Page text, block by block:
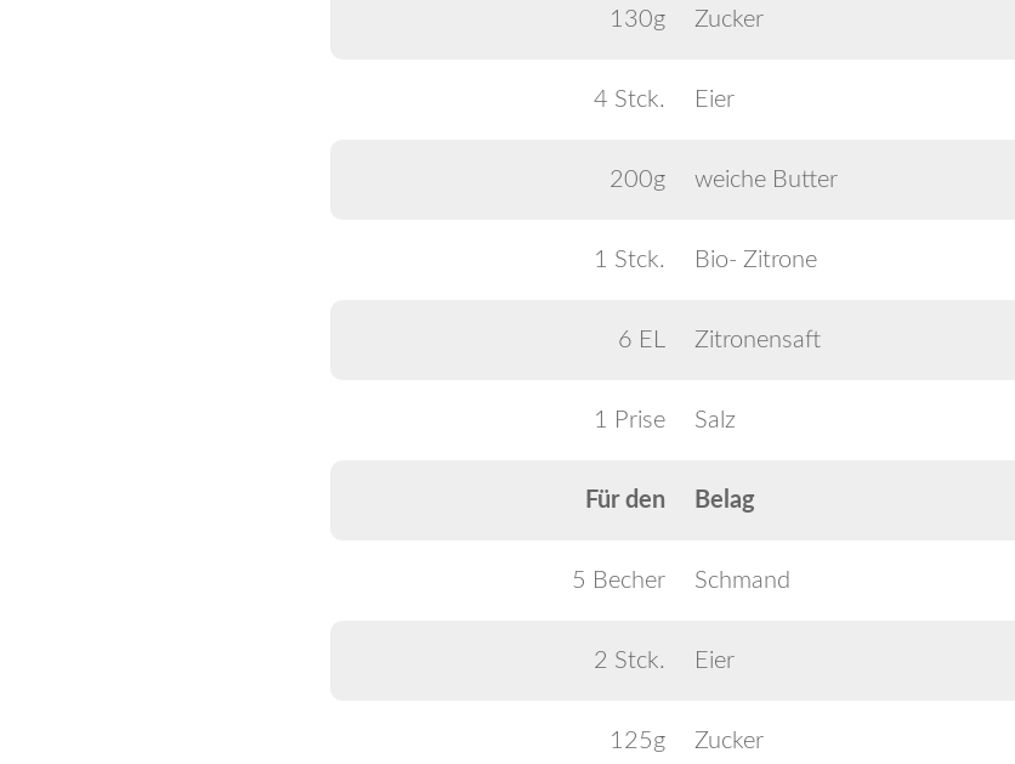
130g Zucker
4 Stck. Eier
200g weiche Butter
1 Stck. Bio- Zitrone
6 EL Zitronensaft
1 Prise Salz
Für den Belag
5 Becher Schmand
2 Stck. Eier
125g Zucker